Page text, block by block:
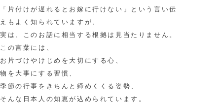
「片付けが遅れるとお嫁に行けない」という言い伝
えもよく知られていますが、
実は、このお話に相当する根拠は見当たりません。
この言葉には、
お片づけやけじめを大切にする心、
物を大事にする習慣、
季節の行事をきちんと締めくくる姿勢、
そんな日本人の知恵が込められています。